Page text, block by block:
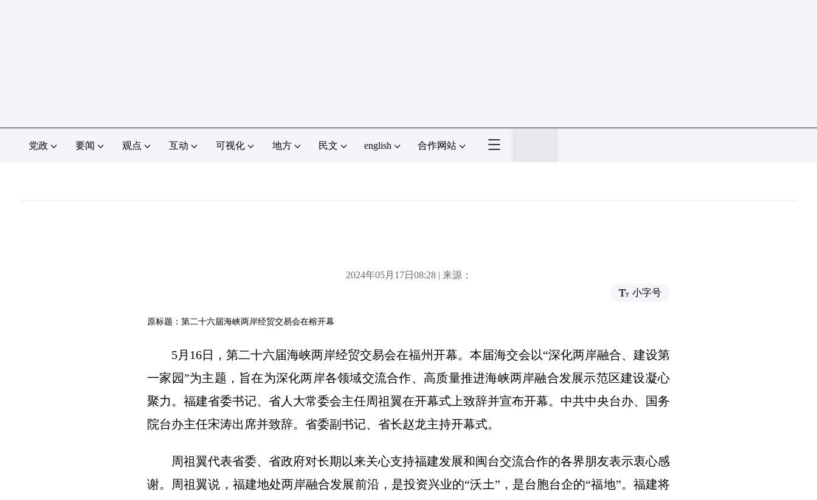
党政 要闻 观点 互动 可视化 地方 民文 english 合作网站
2024年05月17日08:28 | 来源：
小字号
原标题：第二十六届海峡两岸经贸交易会在榕开幕
5月16日，第二十六届海峡两岸经贸交易会在福州开幕。本届海交会以“深化两岸融合、建设第
一家园”为主题，旨在为深化两岸各领域交流合作、高质量推进海峡两岸融合发展示范区建设凝心
聚力。福建省委书记、省人大常委会主任周祖翼在开幕式上致辞并宣布开幕。中共中央台办、国务
院台办主任宋涛出席并致辞。省委副书记、省长赵龙主持开幕式。
周祖翼代表省委、省政府对长期以来关心支持福建发展和闽台交流合作的各界朋友表示衷心感
谢。周祖翼说，福建地处两岸融合发展前沿，是投资兴业的“沃土”，是台胞台企的“福地”。福建将